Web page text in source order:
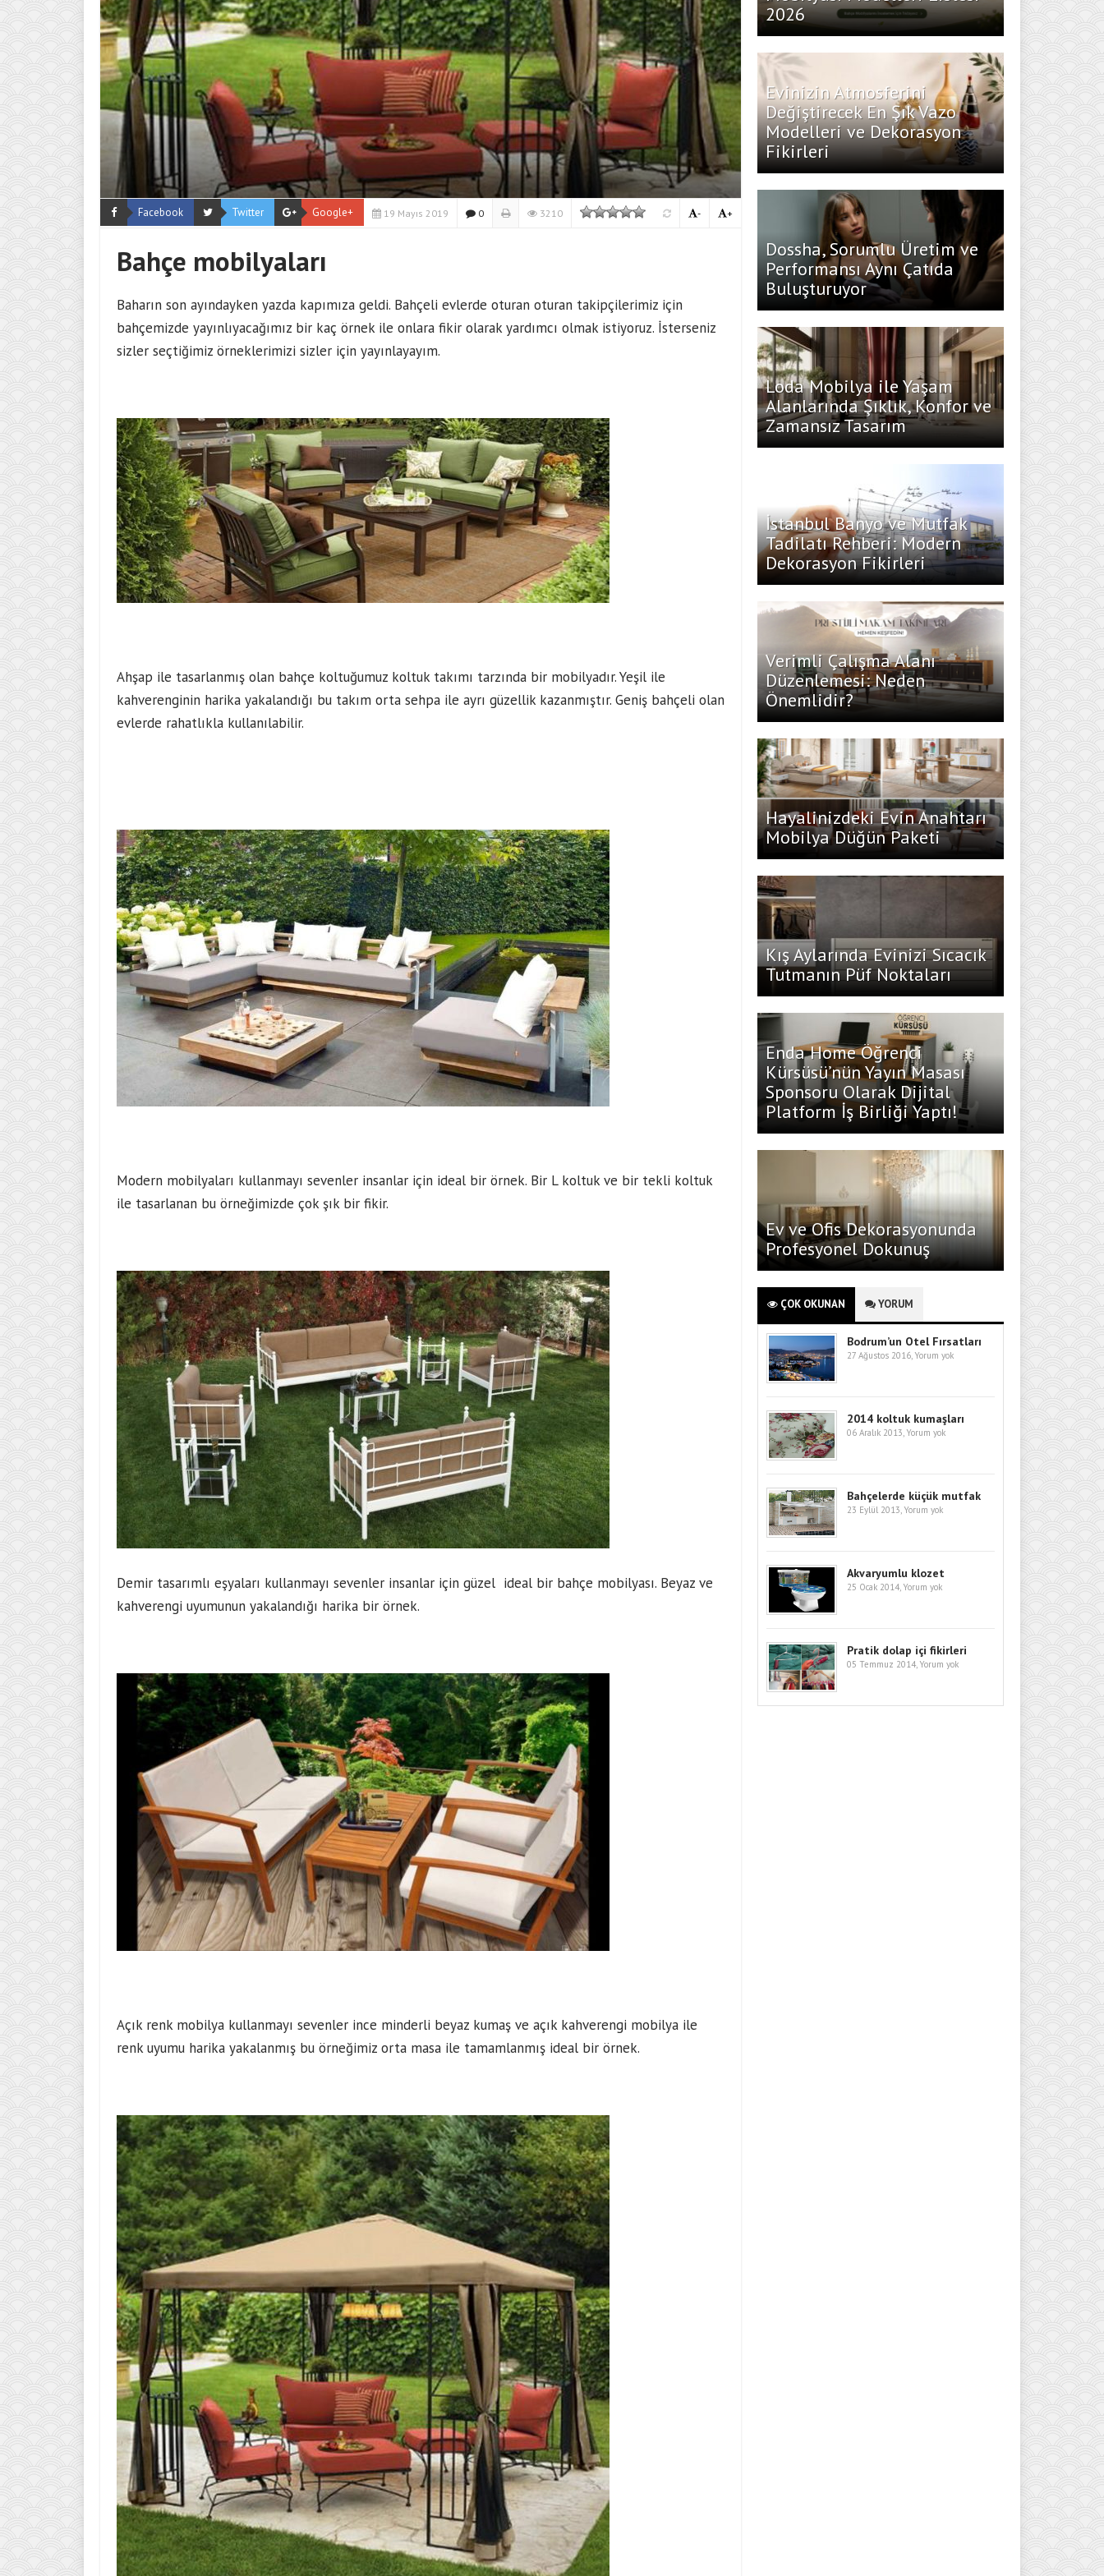
Facebook Twitter Google+ 19 Mayıs 2019 0 3210 +
-
Bahçe mobilyaları
Baharın son ayındayken yazda kapımıza geldi. Bahçeli evlerde oturan oturan takipçilerimiz için
bahçemizde yayınlıyacağımız bir kaç örnek ile onlara fikir olarak yardımcı olmak istiyoruz. İsterseniz
sizler seçtiğimiz örneklerimizi sizler için yayınlayayım.
Ahşap ile tasarlanmış olan bahçe koltuğumuz koltuk takımı tarzında bir mobilyadır. Yeşil ile
kahverenginin harika yakalandığı bu takım orta sehpa ile ayrı güzellik kazanmıştır. Geniş bahçeli olan
evlerde rahatlıkla kullanılabilir.
Modern mobilyaları kullanmayı sevenler insanlar için ideal bir örnek. Bir L koltuk ve bir tekli koltuk
ile tasarlanan bu örneğimizde çok şık bir fikir.
Demir tasarımlı eşyaları kullanmayı sevenler insanlar için güzel ideal bir bahçe mobilyası. Beyaz ve
kahverengi uyumunun yakalandığı harika bir örnek.
Açık renk mobilya kullanmayı sevenler ince minderli beyaz kumaş ve açık kahverengi mobilya ile
renk uyumu harika yakalanmış bu örneğimiz orta masa ile tamamlanmış ideal bir örnek.
2026
Evinizin Atmosferini
Değiştirecek En Şık Vazo
Modelleri ve Dekorasyon
Fikirleri
Dossha, Sorumlu Üretim ve
Performansı Aynı Çatıda
Buluşturuyor
Loda Mobilya ile Yaşam
Alanlarında Şıklık, Konfor ve
Zamansız Tasarım
İstanbul Banyo ve Mutfak
Tadilatı Rehberi: Modern
Dekorasyon Fikirleri
Verimli Çalışma Alanı
Düzenlemesi: Neden
Önemlidir?
Hayalinizdeki Evin Anahtarı
Mobilya Düğün Paketi
Kış Aylarında Evinizi Sıcacık
Tutmanın Püf Noktaları
Enda Home Öğrenci
Kürsüsü’nün Yayın Masası
Sponsoru Olarak Dijital
Platform İş Birliği Yaptı!
Ev ve Ofis Dekorasyonunda
Profesyonel Dokunuş
ÇOK OKUNAN YORUM
Bodrum’un Otel Fırsatları
27 Ağustos 2016, Yorum yok
2014 koltuk kumaşları
06 Aralık 2013, Yorum yok
Bahçelerde küçük mutfak
23 Eylül 2013, Yorum yok
Akvaryumlu klozet
25 Ocak 2014, Yorum yok
Pratik dolap içi fikirleri
05 Temmuz 2014, Yorum yok